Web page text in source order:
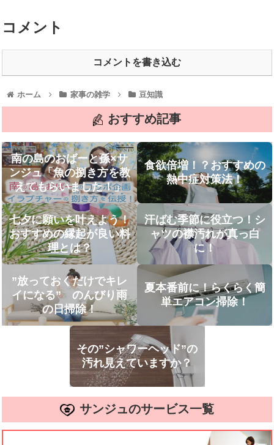
コメント
コメントを書き込む
ホーム 家事の雑学 豆知識
おすすめ記事
南の島のおばーと孫×サ
ンジュ「魚の捌き方を教
えてもらいました！」
食欲倍増！？おすすめの
熱中症対策法！
七夕に願いを叶えよう！
おすすめの縁起が良い料
理とは？
汗ばむ季節に役立つ！シ
ャツの襟汚れが真っ白
に！
”放っておくだけでキレ
イになる” のんびり雨
の日掃除！
夏本番前に！らくらく簡
単エアコン掃除！
その”シャワーヘッド”の
汚れ見えていますか？
サンジュのサービス一覧